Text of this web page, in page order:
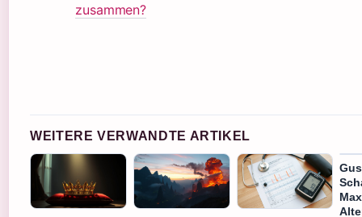
zusammen?
WEITERE VERWANDTE ARTIKEL